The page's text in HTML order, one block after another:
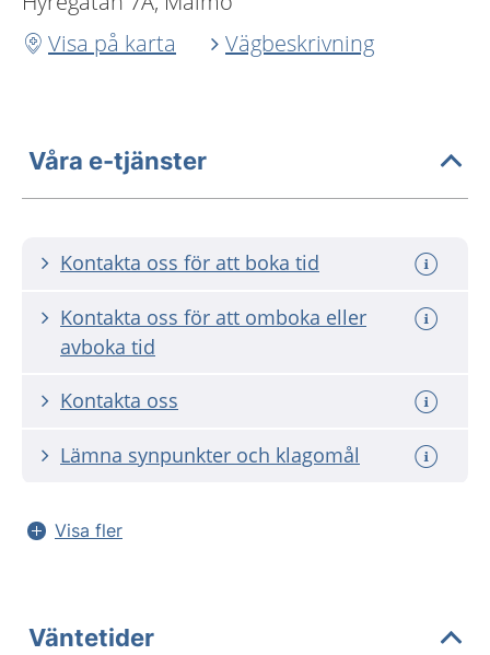
Visa på karta
Vägbeskrivning
Våra e-tjänster
Kontakta oss för att boka tid
Kontakta oss för att omboka eller
avboka tid
Kontakta oss
Lämna synpunkter och klagomål
Visa fler
Väntetider